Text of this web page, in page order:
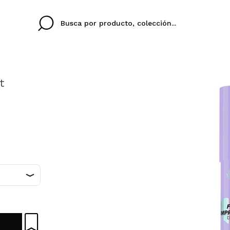
rápidamente, revisar
IDIOMA
colori